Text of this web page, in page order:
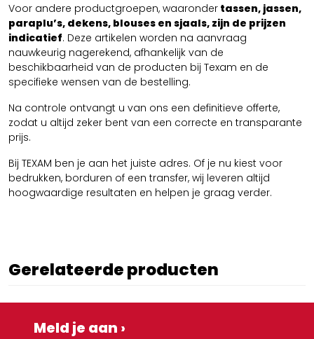
Voor andere productgroepen, waaronder tassen, jassen,
paraplu’s, dekens, blouses en sjaals, zijn de prijzen
indicatief. Deze artikelen worden na aanvraag
nauwkeurig nagerekend, afhankelijk van de
beschikbaarheid van de producten bij Texam en de
specifieke wensen van de bestelling.
Na controle ontvangt u van ons een definitieve offerte,
zodat u altijd zeker bent van een correcte en transparante
prijs.
Bij TEXAM ben je aan het juiste adres. Of je nu kiest voor
bedrukken, borduren of een transfer, wij leveren altijd
hoogwaardige resultaten en helpen je graag verder.
Gerelateerde producten
Meld je aan ›